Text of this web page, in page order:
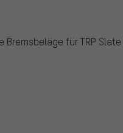
für TRP Slate